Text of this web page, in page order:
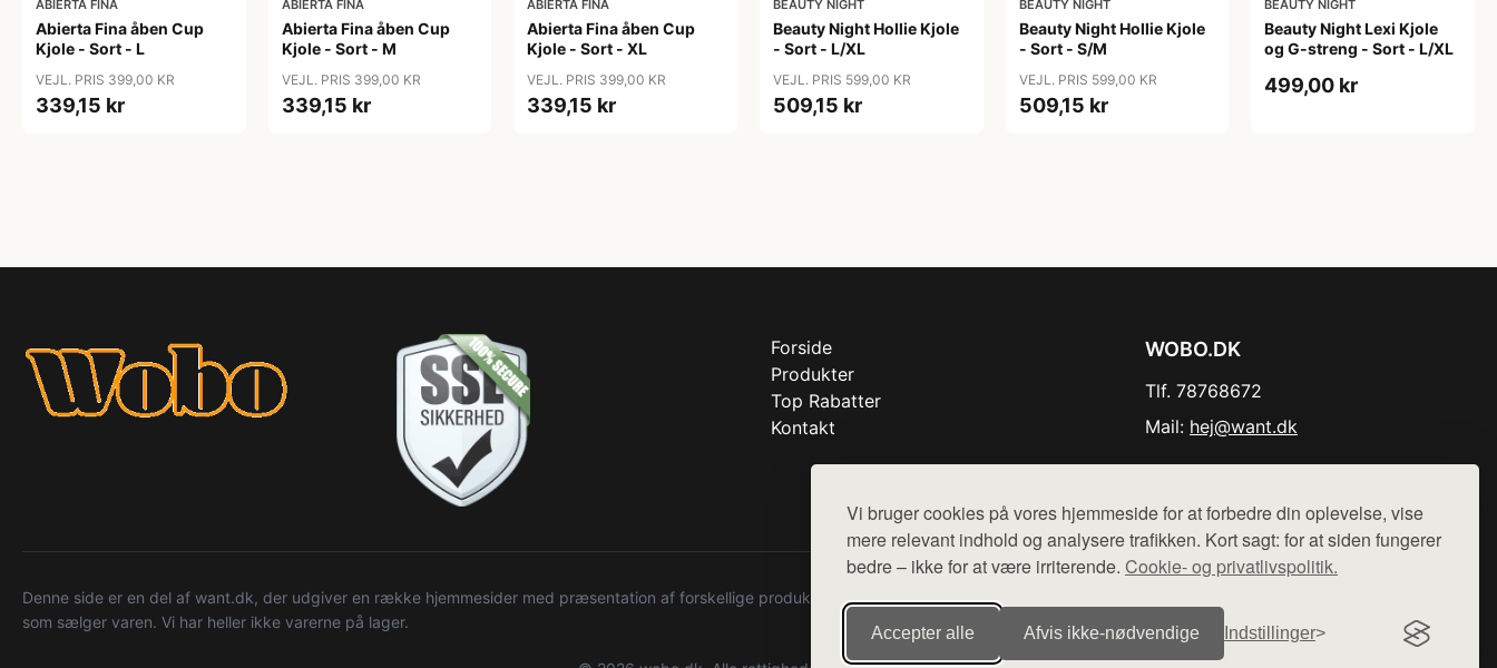
Vi bruger cookies på vores hjemmeside for at forbedre din oplevelse, vise
mere relevant indhold og analysere trafikken. Kort sagt: for at siden fungerer
bedre – ikke for at være irriterende. Cookie- og privatlivspolitik.
Accepter alle Afvis ikke‑nødvendige Indstillinger
ABIERTA FINA
Abierta Fina åben Cup
Kjole - Sort - L
VEJL. PRIS 399,00 KR
339,15 kr
ABIERTA FINA
Abierta Fina åben Cup
Kjole - Sort - M
VEJL. PRIS 399,00 KR
339,15 kr
ABIERTA FINA
Abierta Fina åben Cup
Kjole - Sort - XL
VEJL. PRIS 399,00 KR
339,15 kr
BEAUTY NIGHT
Beauty Night Hollie Kjole
- Sort - L/XL
VEJL. PRIS 599,00 KR
509,15 kr
BEAUTY NIGHT
Beauty Night Hollie Kjole
- Sort - S/M
VEJL. PRIS 599,00 KR
509,15 kr
BEAUTY NIGHT
Beauty Night Lexi Kjole
og G-streng - Sort - L/XL
499,00 kr
Forside
Produkter
Top Rabatter
Kontakt
WOBO.DK
Tlf. 78768672
Mail: hej@want.dk
Denne side er en del af want.dk, der udgiver en række hjemmesider med præsentation af forskellige produkter fra diverse webshops. Der sælges ikke varer fra denne side - vi henviser til de shops,
som sælger varen. Vi har heller ikke varerne på lager.